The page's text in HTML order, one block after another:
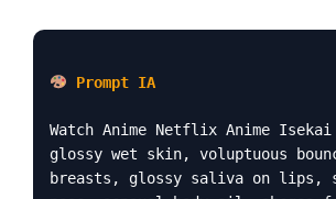
Prompt IA
Watch Anime Netflix Anime Isekai
glossy wet skin, voluptuous
breasts, glossy saliva on lips,